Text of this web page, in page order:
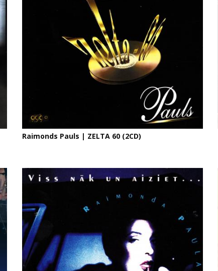
Raimonds Pauls | ZELTA 60 (2CD)